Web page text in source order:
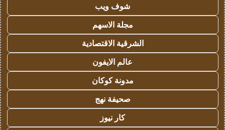
شوف ويب
مجلة الاسهم
الشرقية الاقتصادية
عالم الايفون
مدونة كوكان
صحيفة نهج
كار نيوز